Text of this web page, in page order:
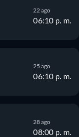
22 ago
06:10 p. m.
25 ago
06:10 p. m.
28 ago
08:00 p. m.